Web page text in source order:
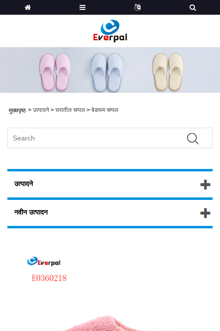
मुख्यपृष्ठ > उत्पादने > घरातील चप्पल > बेडरूम चप्पल
उत्पादने
नवीन उत्पादन